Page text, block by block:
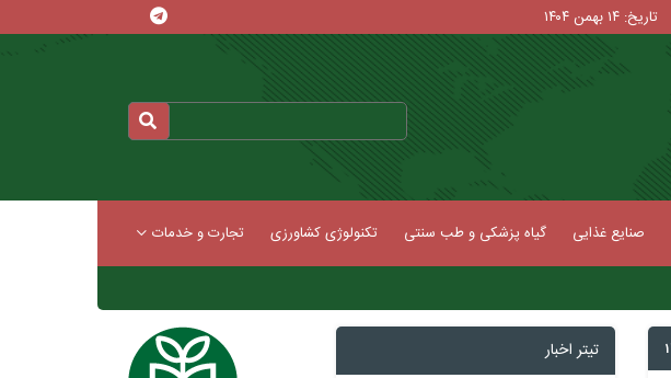
تاریخ: ۱۴ بهمن ۱۴۰۴
صنایع غذایی گیاه پزشکی و طب سنتی تکنولوژی کشاورزی تجارت و خدمات
تیتر اخبار